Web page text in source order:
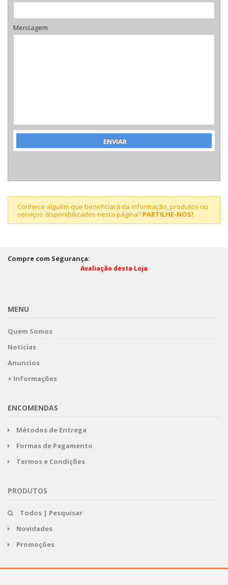
Mensagem
Conhece alguém que beneficiará da informação, produtos ou
serviços disponibilizados nesta página? PARTILHE-NOS!
Compre com Segurança:
Avaliação desta Loja
MENU
Quem Somos
Noticias
Anuncios
+ Informações
ENCOMENDAS
Métodos de Entrega
Formas de Pagamento
Termos e Condições
PRODUTOS
Todos | Pesquisar
Novidades
Promoções